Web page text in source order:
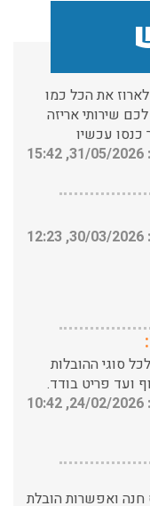
את הכל כמו
שירותי אריזה
כנסו עכשיו
ועד פריט בודד.